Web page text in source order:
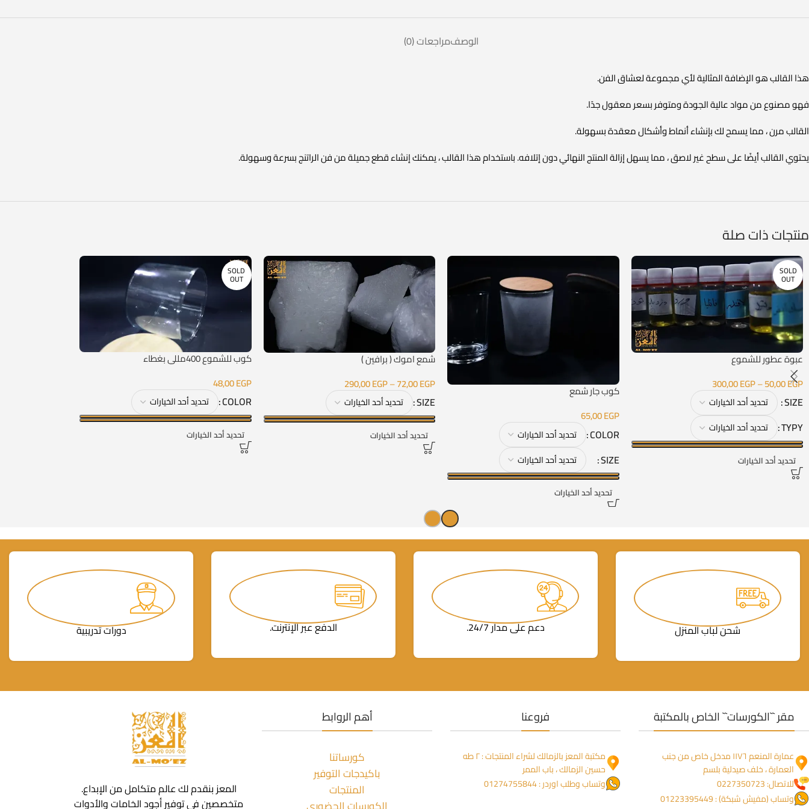
الوصفمراجعات (0)
هذا القالب هو الإضافة المثالية لأي مجموعة لعشاق الفن.
فهو مصنوع من مواد عالية الجودة ومتوفر بسعر معقول جدًا.
القالب مرن ، مما يسمح لك بإنشاء أنماط وأشكال معقدة بسهولة.
يحتوي القالب أيضًا على سطح غير لاصق ، مما يسهل إزالة المنتج النهائي دون إتلافه. باستخدام هذا القالب ، يمكنك إنشاء قطع جميلة من فن الراتنج بسرعة وسهولة.
منتجات ذات صلة
SOLD
OUT
عبوة عطور للشموع
50,00EGP
–
300,00EGP
SIZE
TYPY
تحديد أحد الخيارات
كوب جار شمع
65,00EGP
COLOR
SIZE
تحديد أحد الخيارات
شمع اموك ( برافين )
72,00EGP
–
290,00EGP
SIZE
تحديد أحد الخيارات
SOLD
OUT
كوب للشموع 400مللي بغطاء
48,00EGP
COLOR
تحديد أحد الخيارات
شحن لباب المنزل دعم على مدار 24/7. الدفع عبر الإنترنت. دورات تدريبية
المعز بنقدم لك عالم متكامل من الإبداع.
متخصصين في توفير أجود الخامات والأدوات
أهم الروابط
كورساتنا
باكيدجات التوفير
المنتجات
فروعنا
مكتبة المعز بالزمالك لشراء المنتجات : ٢ طه
حسين الزمالك ، باب الممر
وتساب وطلب اوردر : 01274755844
مقر ``الكورسات`` الخاص بالمكتبة
عمارة المنعم ١١٧٦ مدخل خاص من جنب
العمارة ، خلف صيدلية بلسم
للاتصال: 0227350723
وتساب (مفيش شبكة) : 01223395449